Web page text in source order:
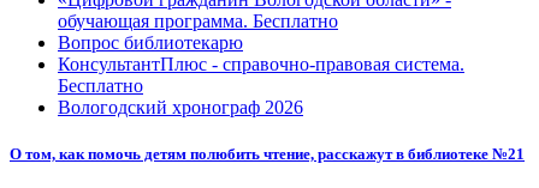
обучающая программа. Бесплатно
Вопрос библиотекарю
КонсультантПлюс - справочно-правовая система.
Бесплатно
Вологодский хронограф 2026
О том, как помочь детям полюбить чтение, расскажут в библиотеке №21